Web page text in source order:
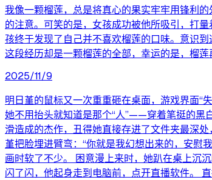
我像一颗榴莲，总是将真心的果实牢牢用锋利
的注意。可笑的是，女孩成功被他所吸引，打
孩终于发现了自己并不喜欢榴莲的口味。意识
这段经历却是一颗榴莲的全部，幸运的是，榴莲
2025/11/9
明日堇的鼠标又一次重重砸在桌面，游戏界面“
她不用抬头就知道是那个“人”——穿着笔挺的黑
滑造成的杰作，丑得她直接存进了文件夹最深
堇把脸埋进臂弯：“你就是我幻想出来的，安慰
画时软了不少。 困意漫上来时，她趴在桌上沉
闪了闪，他起身走到电脑前，点开直播软件。